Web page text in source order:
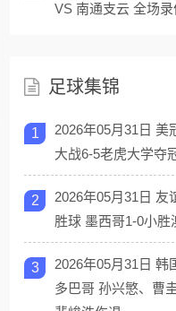
VS 南通支云 全场录
足球集锦
1
2026年05月31日 美
大战6-5老虎大学夺
2
2026年05月31日 友
胜球 墨西哥1-0小胜
3
2026年05月31日 韩
多巴哥 孙兴慜、曹